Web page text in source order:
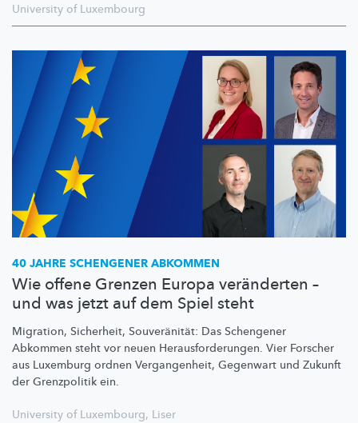
University of Luxembourg
40 JAHRE SCHENGENER ABKOMMEN
Wie offene Grenzen Europa veränderten –
und was jetzt auf dem Spiel steht
Migration, Sicherheit, Souveränität: Das Schengener
Abkommen steht vor neuen Herausforderungen. Vier Forscher
aus Luxemburg ordnen Vergangenheit, Gegenwart und Zukunft
der Grenzpolitik ein.
University of Luxembourg, Liser